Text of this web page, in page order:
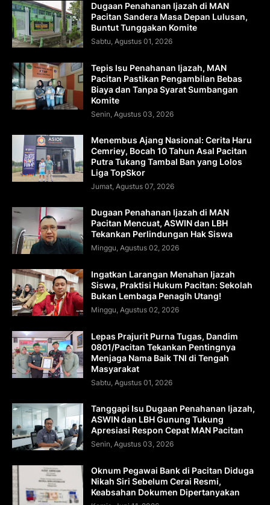
Dugaan Penahanan Ijazah di MAN
Pacitan Sandera Masa Depan Lulusan,
Buntut Tunggakan Komite
Sabtu, Agustus 01, 2026
Tepis Isu Penahanan Ijazah, MAN
Pacitan Pastikan Pengambilan Bebas
Biaya dan Tanpa Syarat Sumbangan
Komite
Senin, Agustus 03, 2026
Menembus Ajang Nasional: Cerita Haru
Cemriey, Bocah 10 Tahun Asal Pacitan
Putra Tukang Tambal Ban yang Lolos
Liga TopSkor
Jumat, Agustus 07, 2026
Dugaan Penahanan Ijazah di MAN
Pacitan Mencuat, ASWIN dan LBH
Tekankan Perlindungan Hak Siswa
Minggu, Agustus 02, 2026
Ingatkan Larangan Menahan Ijazah
Siswa, Praktisi Hukum Pacitan: Sekolah
Bukan Lembaga Penagih Utang!
Minggu, Agustus 02, 2026
Lepas Prajurit Purna Tugas, Dandim
0801/Pacitan Tekankan Pentingnya
Menjaga Nama Baik TNI di Tengah
Masyarakat
Sabtu, Agustus 01, 2026
Tanggapi Isu Dugaan Penahanan Ijazah,
ASWIN dan LBH Gunung Tukung
Apresiasi Respon Cepat MAN Pacitan
Senin, Agustus 03, 2026
Oknum Pegawai Bank di Pacitan Diduga
Nikah Siri Sebelum Cerai Resmi,
Keabsahan Dokumen Dipertanyakan